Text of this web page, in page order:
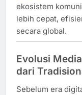
ekosistem
lebih cepat,
secara global.
Evolusi
dari
Sebelum era